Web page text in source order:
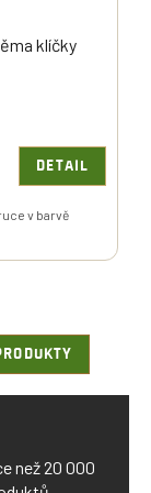
klíčky
DETAIL
v barvě
než 20 000